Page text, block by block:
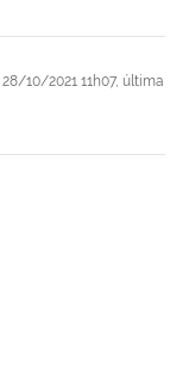
28/10/2021 11h07, última